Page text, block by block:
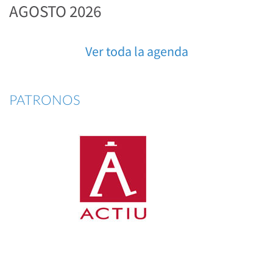
AGOSTO 2026
Ver toda la agenda
PATRONOS